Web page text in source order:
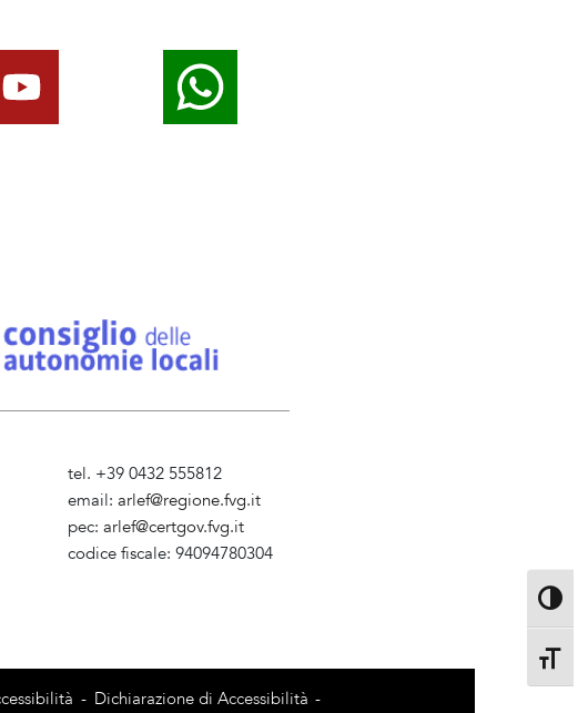
tel. +39 0432 555812
email:arlef@regione.fvg.it
pec:arlef@certgov.fvg.it
codice fiscale: 94094780304
- Dichiarazione di Accessibilità -